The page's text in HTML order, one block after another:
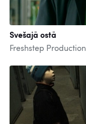
Svešajā ostā
Freshstep